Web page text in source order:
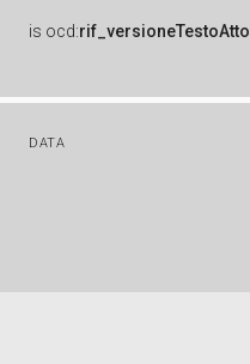
is ocd:rif_versioneTestoAtto
DATA